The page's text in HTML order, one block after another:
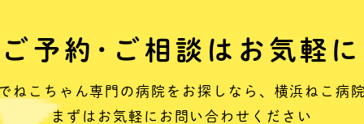
ご予約･ご相談はお気軽に
ねこちゃん専門の病院をお探しなら、 横浜ねこ病
まずはお気軽にお問い合わせください